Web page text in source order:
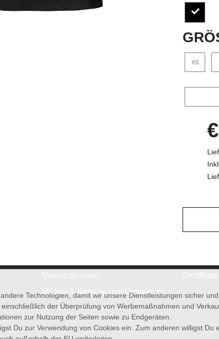
XS
Widerruf, Retoure und Umtausch
Technologien, damit wir unsere Dienstleistungen sicher
der Überprüfung von Werbemaßnahmen und
zur Nutzung der Seiten sowie zu Endgeräten.
Du zur Verwendung von Cookies ein. Zum anderen willigst